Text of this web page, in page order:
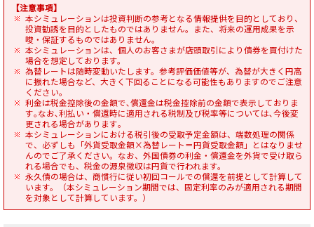
【注意事項】
本シミュレーションは投資判断の参考となる情報提供を目的としており、
投資勧誘を目的としたものではありません。また、将来の運用成果を示
唆・保証するものではありません。
本シミュレーションは、個人のお客さまが店頭取引により債券を買付けた
場合を想定しております。
為替レートは随時変動いたします。参考評価価値等が、為替が大きく円高
に振れた場合など、大きく下回ることになる可能性もありますのでご注意
ください｡
利金は税金控除後の金額で､償還金は税金控除前の金額で表示しておりま
す｡なお､利払い・償還時に適用される税制及び税率等については､今後変
更される場合があります｡
本シミュレーションにおける税引後の受取予定金額は、端数処理の関係
で、必ずしも「外貨受取金額×為替レート＝円貨受取金額」とはなりませ
んのでご了承ください。なお、外国債券の利金・償還金を外貨で受け取ら
れる場合でも、税金の源泉徴収は円貨で行われます。
永久債の場合は、商慣行に従い初回コールでの償還を前提として計算して
います。（本シミュレーション期間では、固定利率のみが適用される期間
を対象として計算しています。）